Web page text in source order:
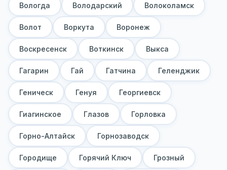
Вологда Володарский Волоколамск
Волот Воркута Воронеж
Воскресенск Воткинск Выкса
Гагарин Гай Гатчина Геленджик
Геническ Генуя Георгиевск
Гиагинское Глазов Горловка
Горно-Алтайск Горнозаводск
Городище Горячий Ключ Грозный